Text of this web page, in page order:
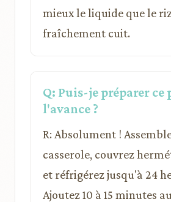
mieux le liquide que le
fraîchement cuit.
Q: Puis-je préparer ce
l'avance ?
R: Absolument !
casserole, couvrez
et réfrigérez jusqu'à 24
Ajoutez 10 à 15 minutes